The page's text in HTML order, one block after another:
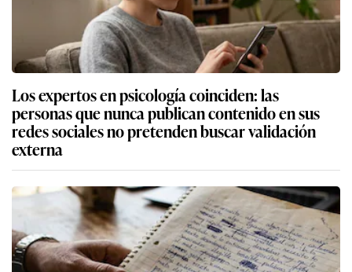
Los expertos en psicología coinciden: las
personas que nunca publican contenido en sus
redes sociales no pretenden buscar validación
externa